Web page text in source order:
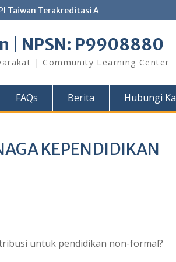
Taiwan Terakreditasi A
| NPSN: P9908880
| Community Learning Center
FAQs Berita Hubungi
KEPENDIDIKAN
untuk pendidikan non-formal?